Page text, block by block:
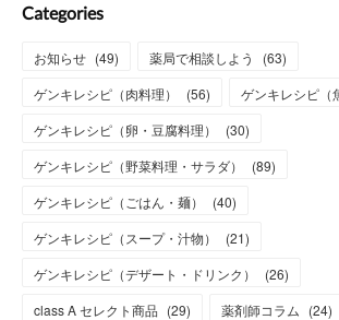
Categories
お知らせ (49) 薬局で相談しよう (63)
ゲンキレシピ（肉料理）
(56) ゲンキレシピ（
ゲンキレシピ（卵・豆腐料理）
(30)
ゲンキレシピ（野菜料理・サラダ）
(89)
ゲンキレシピ（ごはん・麺）
(40)
ゲンキレシピ（スープ・汁物）
(21)
ゲンキレシピ（デザート・ドリンク）
(26)
class A セレクト商品 (29) 薬剤師コラム (24)